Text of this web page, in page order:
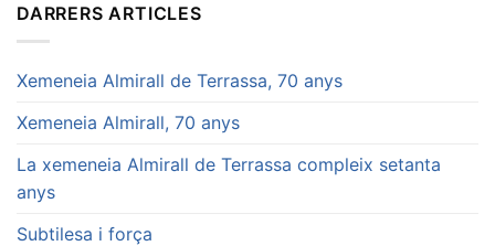
DARRERS ARTICLES
Xemeneia Almirall de Terrassa, 70 anys
Xemeneia Almirall, 70 anys
La xemeneia Almirall de Terrassa compleix setanta
anys
Subtilesa i força